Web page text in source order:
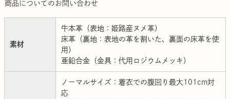
商品についてのお問い合わせ
素材
牛本革（表地：姫路産ヌメ革）
床革（裏地：表地の革を割いた、裏面の床革を使
用）
亜鉛合金（金具：代用ロジウムメッキ）
ノーマルサイズ：着衣での腹回り最大101cm対
応